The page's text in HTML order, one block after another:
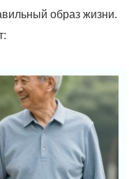
образ жизни.